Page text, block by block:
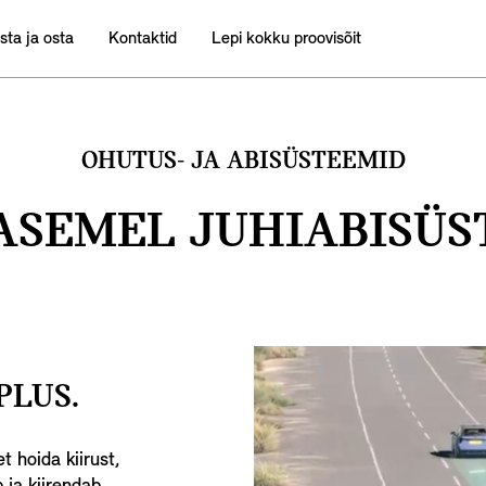
ja osta Kontaktid Lepi kokku proovisõit
OHUTUS- JA ABISÜSTEEMID
hoida kiirust,